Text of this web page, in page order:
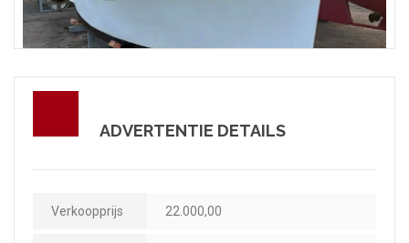
ADVERTENTIE DETAILS
Verkoopprijs 22.000,00